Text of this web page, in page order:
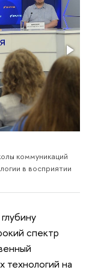
коммуникаций
в восприятии
спектр
технологий на